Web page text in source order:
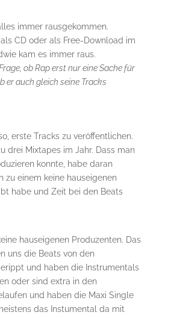
immer rausgekommen.
CD oder als Free-Download im
kam es immer raus.
ob Rap erst nur eine Sache für
er auch gleich seine Tracks
erste Tracks zu veröffentlichen.
drei Mixtapes im Jahr. Dass man
konnte, habe daran
zu einem keine hauseigenen
habe und Zeit bei den Beats
hauseigenen Produzenten. Das
uns die Beats von den
und haben die Instrumentals
oder sind extra in den
und haben die Maxi Single
das Instumental da mit